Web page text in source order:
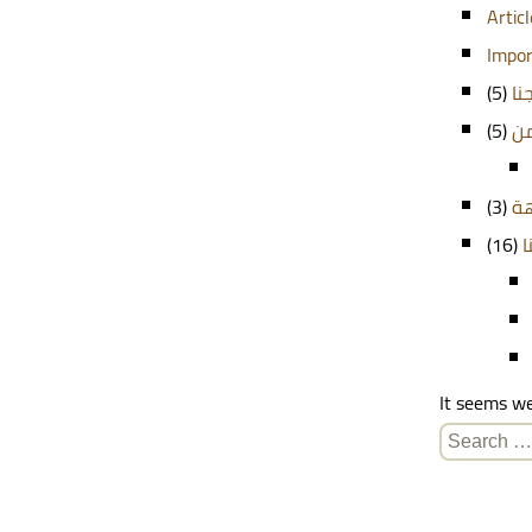
(5)
(5)
(3)
(16)
It seems
Search